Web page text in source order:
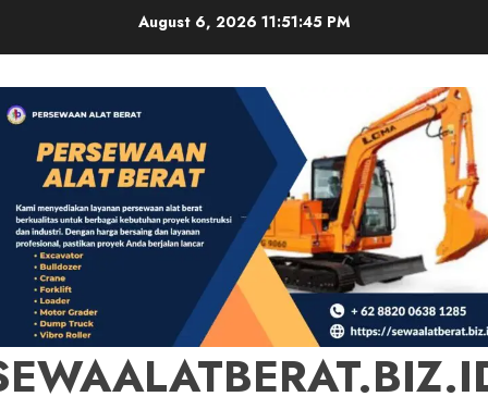
August 6, 2026 11:51:46 PM